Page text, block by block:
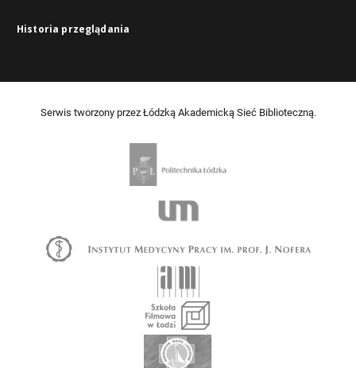
Historia przeglądania
Serwis tworzony przez Łódzką Akademicką Sieć Biblioteczną.